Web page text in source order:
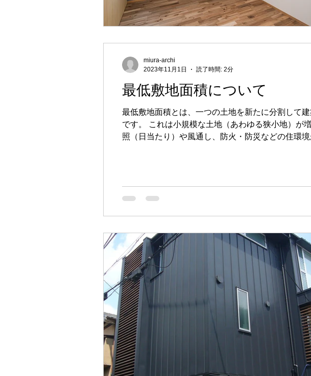
最低敷地面積について
最低敷地面積とは、一つの土地を新たに分割して
です。 これは小規模な土地（あわゆる狭小地）が増加することにより、街全体が住宅が密集した窮屈な状態に陥り、日
照（日当たり）や風通し、防火・防災などの住環境が悪化す
すが建ぺい率が小さいほど最低敷地面積は大きくなっています。 尚、 既に敷地面積の最低限
後に新たに分割をしなければ、建築物の新築や建て替えができます。 ここで注目すべき
miura-archi
2023年11月1日
読了時間: 2分